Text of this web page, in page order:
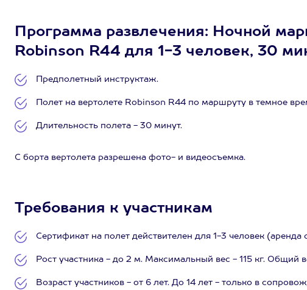
Программа развлечения: Ночной
Robinson R44 для 1-3 человек, 30
Предполетный инструктаж.
Полет на вертолете Robinson R44 по маршруту в темное
Длительность полета - 30 минут.
С борта вертолета разрешена фото- и видеосъемка.
Требования к участникам
Сертификат на полет действителен для 1-3 человек (аренда
Рост участника - до 2 м. Максимальный вес - 115 кг. Общий
Возраст участников - от 6 лет. До 14 лет - только в